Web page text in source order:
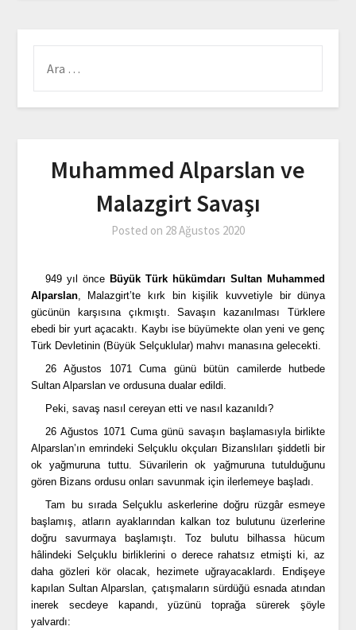
Muhammed Alparslan ve
Malazgirt Savaşı
Posted on 28 Ağustos 2020
949 yıl önceBüyük Türk hükümdarı Sultan Muhammed
Alparslan, Malazgirt’te kırk bin kişilik kuvvetiyle bir dünya
gücünün karşısına çıkmıştı. Savaşın kazanılması Türklere
ebedi bir yurt açacaktı. Kaybı ise büyümekte olan yeni ve genç
Türk Devletinin (Büyük Selçuklular) mahvı manasına gelecekti.
26 Ağustos 1071 Cuma günü bütün camilerde hutbede
Sultan Alparslan ve ordusuna dualar edildi.
Peki, savaş nasıl cereyan etti ve nasıl kazanıldı?
26 Ağustos 1071 Cuma günü savaşın başlamasıyla birlikte
Alparslan’ın emrindeki Selçuklu okçuları Bizanslıları şiddetli bir
ok yağmuruna tuttu. Süvarilerin ok yağmuruna tutulduğunu
gören Bizans ordusu onları savunmak için ilerlemeye başladı.
Tam bu sırada Selçuklu askerlerine doğru rüzgâr esmeye
başlamış, atların ayaklarından kalkan toz bulutunu üzerlerine
doğru savurmaya başlamıştı. Toz bulutu bilhassa hücum
hâlindeki Selçuklu birliklerini o derece rahatsız etmişti ki, az
daha gözleri kör olacak, hezimete uğrayacaklardı. Endişeye
kapılan Sultan Alparslan, çatışmaların sürdüğü esnada atından
inerek secdeye kapandı, yüzünü toprağa sürerek şöyle
yalvardı: